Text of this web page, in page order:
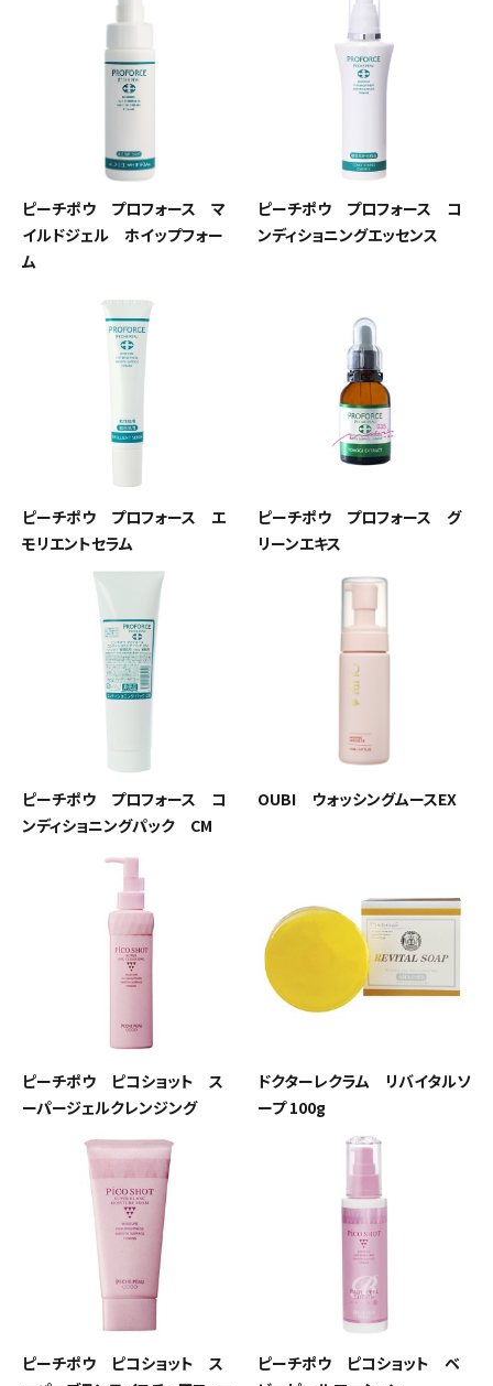
ピーチポウ プロフォース マ
イルドジェル ホイップフォー
ム
ピーチポウ プロフォース コ
ンディショニングエッセンス
ピーチポウ プロフォース エ
モリエントセラム
ピーチポウ プロフォース グ
リーンエキス
ピーチポウ プロフォース コ
ンディショニングパック CM
OUBI ウォッシングムースEX
ピーチポウ ピコショット ス
ーパージェルクレンジング
ドクターレクラム リバイタルソ
ープ 100g
ピーチポウ ピコショット ス
ピーチポウ ピコショット ベ